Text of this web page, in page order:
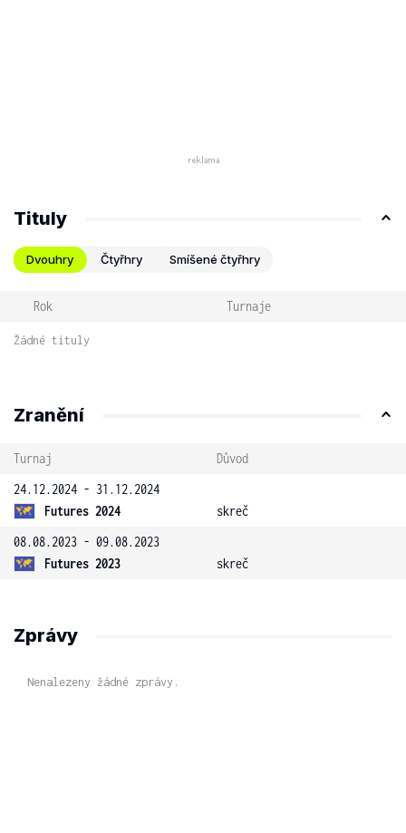
Tituly
Dvouhry Čtyřhry Smíšené čtyřhry
Rok Turnaje
Žádné tituly
Zranění
Turnaj
Důvod
24.12.2024 - 31.12.2024
Futures 2024
skreč
08.08.2023 - 09.08.2023
Futures 2023
skreč
Zprávy
Nenalezeny žádné zprávy.